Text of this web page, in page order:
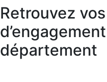
Retrouvez
département